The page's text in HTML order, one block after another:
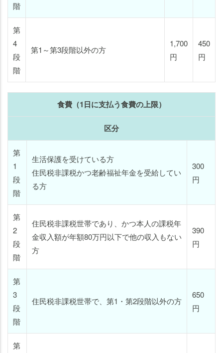
階
第
4
段
階
第1～第3段階以外の方
1,700
円
450
円
食費（1日に支払う食費の上限）
区分
第
1
段
階
生活保護を受けている方
住民税非課税かつ老齢福祉年金を受給してい
る方
300
円
第
2
段
階
住民税非課税世帯であり、かつ本人の課税年
金収入額が年額80万円以下で他の収入もない
方
390
円
第
3
段
階
住民税非課税世帯で、第1・第2段階以外の方
650
円
第